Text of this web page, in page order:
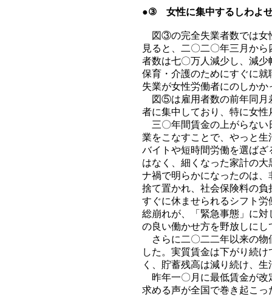
●③ 女性に集中するしわよ
図③の完全失業者数では女
見ると、二〇二〇年三月か
者数は七〇万人減少し、減
保育・介護のためにすぐに
失業が女性労働者にのしか
図⑤は雇用者数の前年同月
者に集中しており、特に女
三〇年間賃金の上がらない
業をこなすことで、やっと
バイトや短時間労働を選ば
はなく、細くなった家計の
ナ禍で明らかになったのは
捨て置かれ、社会保険料の
すぐに休ませられるシフト
総崩れが、「緊急事態」に
の良い働かせ方を野放しに
さらに二〇二二年以来の物
した。実質賃金は下がり続
く、貯蓄残高は減り続け、
昨年一〇月に最低賃金が改
求める声が全国で巻き起こ